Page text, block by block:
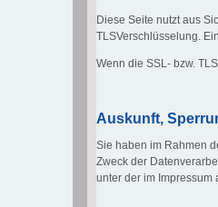
Diese Seite nutzt aus
TLSVerschlüsselung.
Wenn die SSL- bzw.
Auskunft,
Sie haben im Rahmen
Zweck der
unter der im Impressum